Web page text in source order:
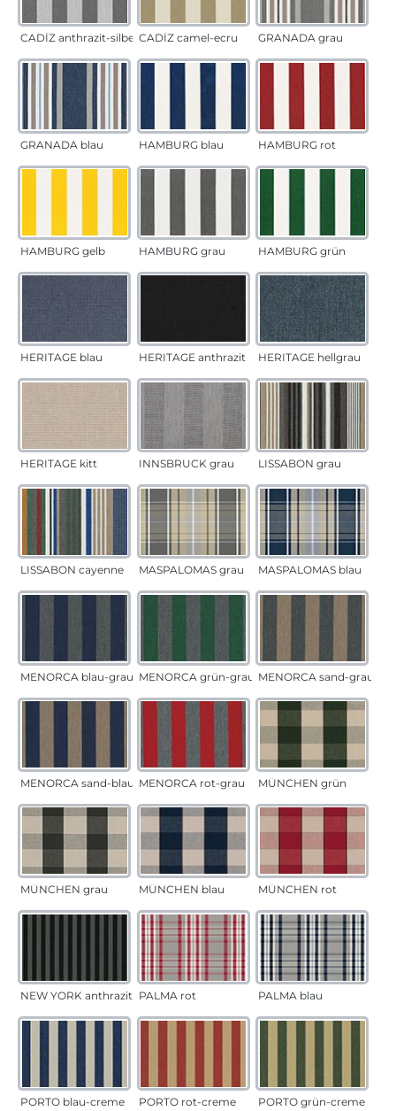
CADÍZ anthrazit-silber CADÍZ camel-ecru GRANADA grau
GRANADA blau HAMBURG blau HAMBURG rot
HAMBURG gelb HAMBURG grau HAMBURG grün
HERITAGE blau HERITAGE anthrazit HERITAGE hellgrau
HERITAGE kitt INNSBRUCK grau LISSABON grau
LISSABON cayenne MASPALOMAS grau MASPALOMAS blau
MENORCA blau-grau MENORCA grün-grau MENORCA sand-grau
MENORCA sand-blau MENORCA rot-grau MÜNCHEN grün
MÜNCHEN grau MÜNCHEN blau MÜNCHEN rot
NEW YORK anthrazit PALMA rot PALMA blau
PORTO blau-creme PORTO rot-creme PORTO grün-creme